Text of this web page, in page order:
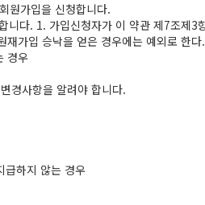
원가입을 신청합니다.
다. 1. 가입신청자가 이 약관 제7조제3
가입 승낙을 얻은 경우에는 예외로 한
경우
경사항을 알려야 합니다.
하지 않는 경우